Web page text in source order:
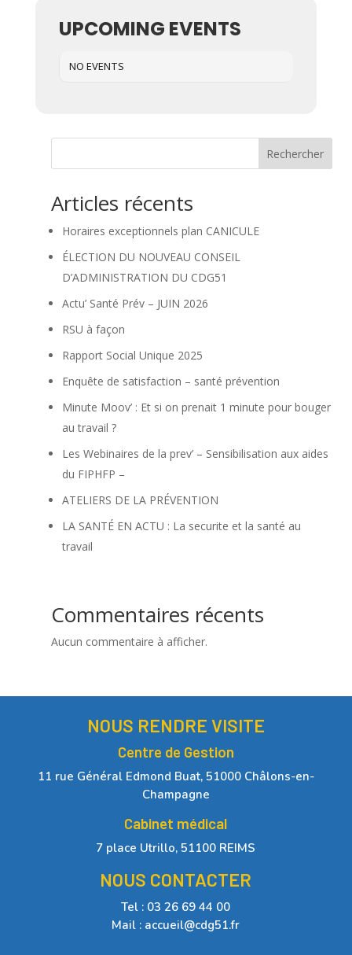
UPCOMING EVENTS
NO EVENTS
Rechercher
Articles récents
Horaires exceptionnels plan CANICULE
ÉLECTION DU NOUVEAU CONSEIL
D’ADMINISTRATION DU CDG51
Actu’ Santé Prév – JUIN 2026
RSU à façon
Rapport Social Unique 2025
Enquête de satisfaction – santé prévention
Minute Moov’ : Et si on prenait 1 minute pour bouger
au travail ?
Les Webinaires de la prev’ – Sensibilisation aux aides
du FIPHFP –
ATELIERS DE LA PRÉVENTION
LA SANTÉ EN ACTU : La securite et la santé au
travail
Commentaires récents
Aucun commentaire à afficher.
NOUS RENDRE VISITE
Centre de Gestion
11 rue Général Edmond Buat, 51000 Châlons-en-
Champagne
Cabinet médical
7 place Utrillo, 51100 REIMS
NOUS CONTACTER
Tel : 03 26 69 44 00
Mail : accueil@cdg51.fr